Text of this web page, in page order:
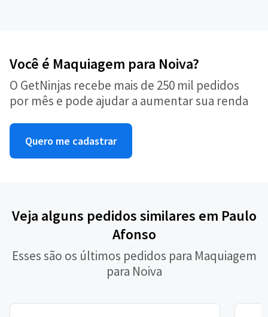
Você é Maquiagem para Noiva?
O GetNinjas recebe mais de 250 mil pedidos
por mês e pode ajudar a aumentar sua renda
Quero me cadastrar
Veja alguns pedidos similares em Paulo
Afonso
Esses são os últimos pedidos para Maquiagem
para Noiva